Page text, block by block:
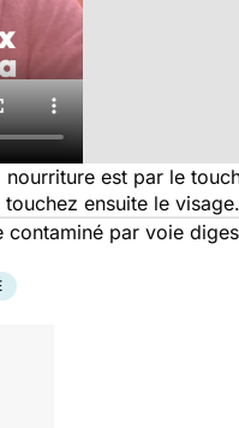
est par le
ensuite le visage.
contaminé par voie